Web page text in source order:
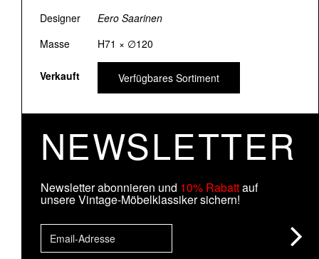
Designer
Eero Saarinen
Masse
H71 × ∅120
Verkauft Verfügbares Sortiment
NEWSLETTER
Newsletter abonnieren und 10% Rabattauf
unsere Vintage-Möbelklassiker sichern!